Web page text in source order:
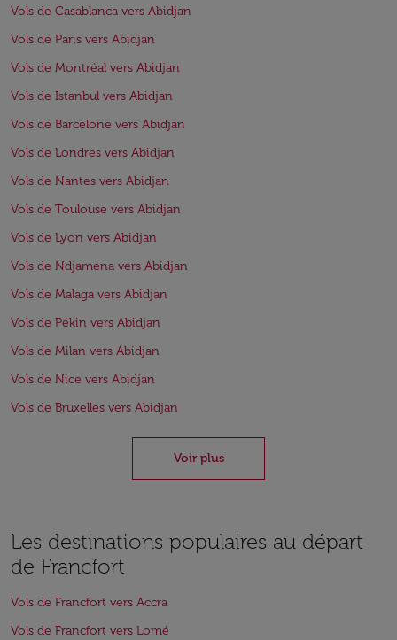
Vols de Casablanca vers Abidjan
Vols de Paris vers Abidjan
Vols de Montréal vers Abidjan
Vols de Istanbul vers Abidjan
Vols de Barcelone vers Abidjan
Vols de Londres vers Abidjan
Vols de Nantes vers Abidjan
Vols de Toulouse vers Abidjan
Vols de Lyon vers Abidjan
Vols de Ndjamena vers Abidjan
Vols de Malaga vers Abidjan
Vols de Pékin vers Abidjan
Vols de Milan vers Abidjan
Vols de Nice vers Abidjan
Vols de Bruxelles vers Abidjan
Voir plus
Les destinations populaires au départ
de Francfort
Vols de Francfort vers Accra
Vols de Francfort vers Lomé